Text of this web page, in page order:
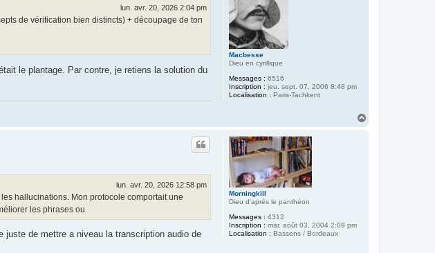
o
g
h
y
r
Macbesse
Dieu en cyrillique
Messages : 6516
Inscription : jeu. sept. 07, 2006 8:48 pm
Localisation : Paris-Tachkent
lun. avr. 20, 2026 2:04 pm
de vérification bien distincts) + découpage de ton
le plantage. Par contre, je retiens la solution du
Morningkill
Dieu d'après le panthéon
Messages : 4312
Inscription : mar. août 03, 2004 2:09 pm
Localisation : Bassens / Bordeaux
lun. avr. 20, 2026 12:58 pm
hallucinations. Mon protocole comportait une
les phrases ou
juste de mettre a niveau la transcription audio de